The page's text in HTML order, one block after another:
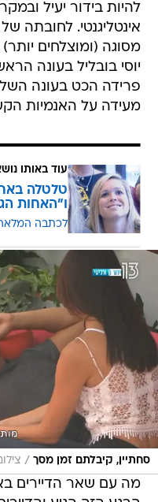
להיות בידור יעיל
אינטליגנטי. לחובתה של
מסוגה (ומוצלחים
יוסי בובליל בעונה
פרידה הכט בעונה
מעידה על האנמיות
עוד באותו
טלטלה
ו"האחות
לכתבה
סחתיין, קיבלתם זמן מסך /
מה עם שאר הדיירים